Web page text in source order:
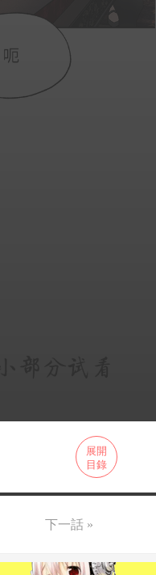
展開
目錄
下一話 »